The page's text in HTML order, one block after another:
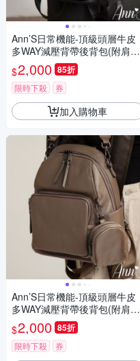
Ann’S日常機能-頂級頭層牛皮
多WAY減壓背帶後背包(附肩背
帶+隨身耳機包)-黑
$2,000 85折
限時下殺 券
加入購物車
Ann’S日常機能-頂級頭層牛皮
多WAY減壓背帶後背包(附肩背
帶+隨身耳機包)-棕
$2,000 85折
限時下殺 券